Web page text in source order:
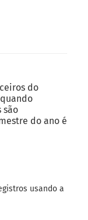
do
são
do ano é
usando a